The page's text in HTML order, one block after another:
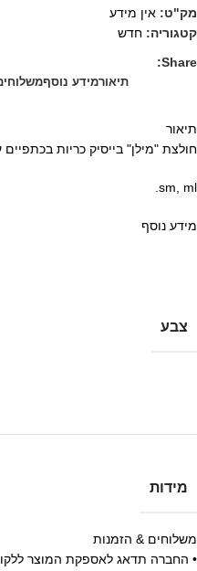
מק"ט: אין מידע
קטגוריה: חדש
Share:
תיאורמידע נוסף
תיאור
חולצת "מילן" בייסיק כריות
sm, ml.
מידע נוסף
צבע
מידות
משלוחים & הזמנות
• החברה תדאג לאספקת המוצר